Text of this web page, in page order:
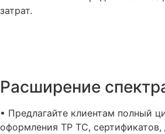
затрат.
Расширение
• Предлагайте клиентам полный
оформления ТР ТС,